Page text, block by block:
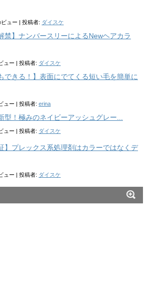
ュー | 投稿者: ダイスケ
禁】ナンバースリーによるNewヘアカラ
ュー | 投稿者: ダイスケ
できる！】表面にでてくる短い毛を簡単に
ュー | 投稿者: erina
型！極みのネイビーアッシュグレー...
ュー | 投稿者: ダイスケ
】プレックス系処理剤はカラーではなくデ
ュー | 投稿者: ダイスケ